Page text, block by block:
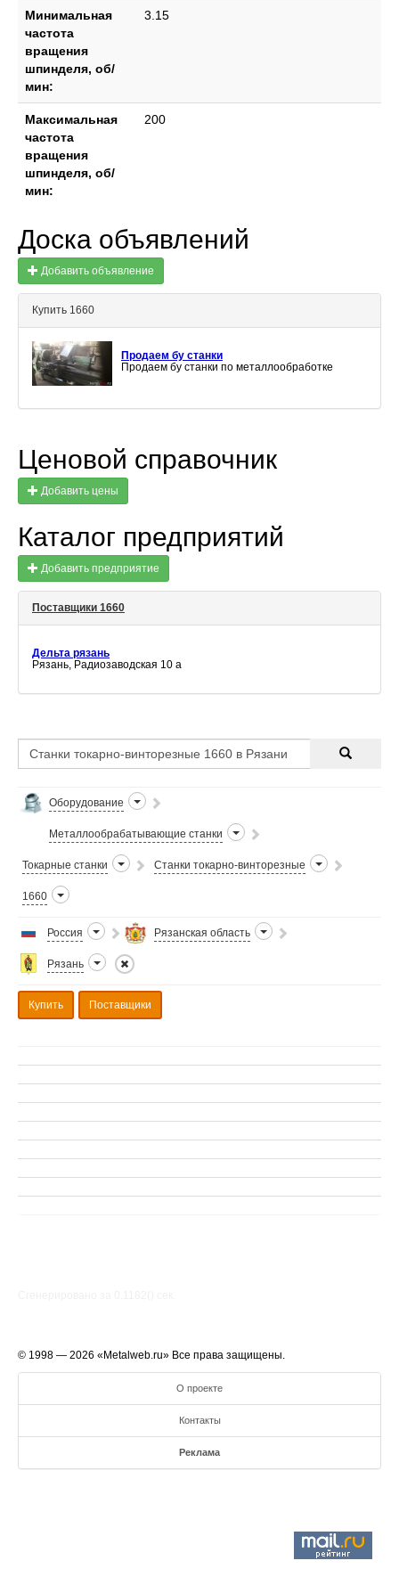
Минимальная
частота
вращения
шпинделя, об/
мин:
3.15
Максимальная
частота
вращения
шпинделя, об/
мин:
200
Доска объявлений
Добавить объявление
Купить 1660
Продаем бу станки
Продаем бу станки по металлообработке
Ценовой справочник
Добавить цены
Каталог предприятий
Добавить предприятие
Поставщики 1660
Дельта рязань
Рязань, Радиозаводская 10 а
Оборудование
Металлообрабатывающие станки
Токарные станки Станки токарно-винторезные
1660
Россия Рязанская область
Рязань
Купить Поставщики
© 1998 — 2026 «Metalweb.ru» Все права защищены.
О проекте
Контакты
Реклама